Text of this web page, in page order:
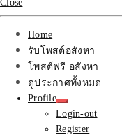
ที่สุด บริกา
โฆษณารั
งาน บริํษั
บ้าน คุณภ
Close
Home
รับโพสต์อสังหา
โพสต์ฟรี อสังหา
ดูประกาศทั้งหมด
Profile
Login-out
Register